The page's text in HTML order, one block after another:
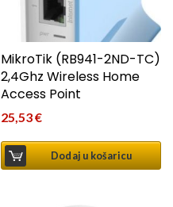
MikroTik (RB941-2ND-TC)
2,4Ghz Wireless Home
Access Point
25,53€
Dodaj u košaricu